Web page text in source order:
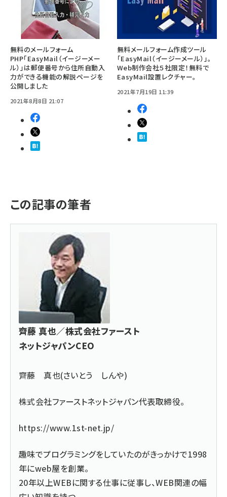
無料のメールフォーム
PHP「EasyMail（イージーメー
ル）」は郵便番号から住所自動入
力ができる機能の解説ページを
公開しました
2021年8月8日 21:07
無料メールフォーム作成ツール
「EasyMail（イージーメール）」。
Web制作会社５社限定！無料で
EasyMail設置レクチャー。
2021年7月19日 11:39
この記事の筆者
齊藤 真也／株式会社ファースト
ネットジャパンCEO
齊藤 真也(さいとう しんや)
株式会社ファーストネットジャパン代表取締役。
https://www.1st-net.jp/
趣味でプログラミングをしていたのがきっかけで1998
年にweb屋を創業。
20年以上WEBに関する仕事に従事し、WEB関連の幅